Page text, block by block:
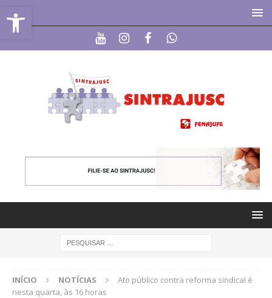
Abrir a barra de ferramentas
INÍCIO NOTÍCIAS
Ato público contra reforma sindical é
nesta quarta, às 16 horas